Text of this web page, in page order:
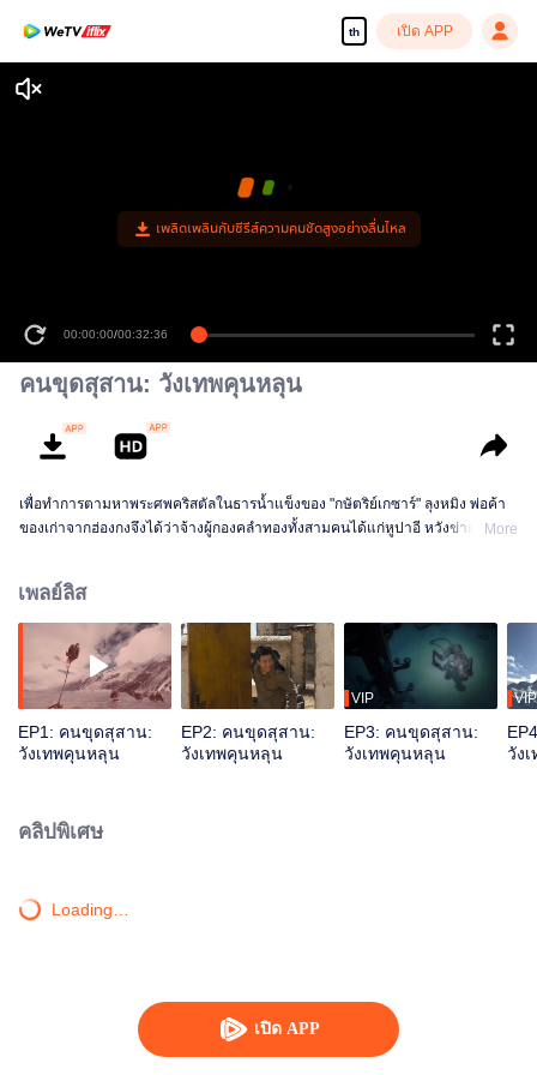
th เปิด APP
เปิด APP
เพลิดเพลินกับซีรีส์ความคมชัดสูงอย่างลื่นไหล
00:00:00/00:32:36
คนขุดสุสาน: วังเทพคุนหลุน
เพื่อทำการตามหาพระศพคริสตัลในธารน้ำแข็งของ "กษัตริย์เกซาร์" ลุงหมิง พ่อค้า
ของเก่าจากฮ่องกงจึงได้ว่าจ้างผู้กองคลำทองทั้งสามคนได้แก่หูปาอี หวังข่ายเสวียน
More
เพลย์ลิส
EP1: คนขุดสุสาน:
วังเทพคุนหลุน
EP2: คนขุดสุสาน:
วังเทพคุนหลุน
VIP
EP3: คนขุดสุสาน:
วังเทพคุนหลุน
VIP
วัง
คลิปพิเศษ
Loading…